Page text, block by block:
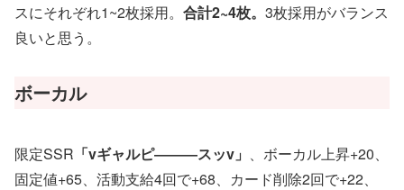
スにそれぞれ1~2枚採用。 合計2~4枚。 3枚採用がバランス
良いと思う。
ボーカル
限定SSR 「vギャルピ―――スッv」 、ボーカル上昇+20、
固定値+65、活動支給4回で+68、カード削除2回で+22、